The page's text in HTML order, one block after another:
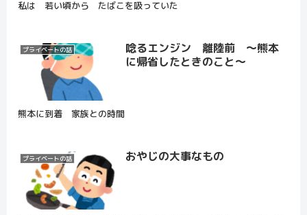
私は 若い頃から たばこを吸っていた
プライベートの話
唸るエンジン 離陸前 ～熊本
に帰省したときのこと～
熊本に到着 家族との時間
プライベートの話 おやじの大事なもの